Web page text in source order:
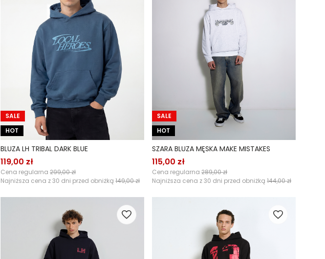
SALE
HOT
BLUZA LH TRIBAL DARK BLUE
119,00 zł
Cena regularna 299,00 zł
Najniższa cena z 30 dni przed obniżką 149,00 zł
SALE
HOT
SZARA BLUZA MĘSKA MAKE MISTAKES
115,00 zł
Cena regularna 289,00 zł
Najniższa cena z 30 dni przed obniżką 144,00 zł